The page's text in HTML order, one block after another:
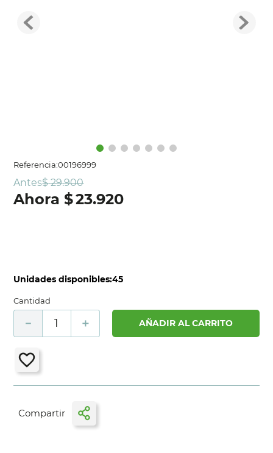
Referencia:00196999
Antes$ 29.900
$23.920
Unidades disponibles:45
Cantidad
＋
－ AÑADIR AL CARRITO